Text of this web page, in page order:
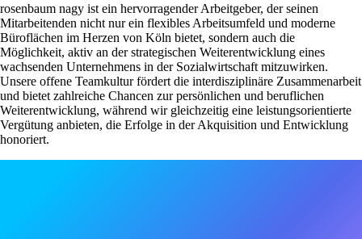
rosenbaum nagy ist ein hervorragender Arbeitgeber, der seinen
Mitarbeitenden nicht nur ein flexibles Arbeitsumfeld und moderne
Büroflächen im Herzen von Köln bietet, sondern auch die
Möglichkeit, aktiv an der strategischen Weiterentwicklung eines
wachsenden Unternehmens in der Sozialwirtschaft mitzuwirken.
Unsere offene Teamkultur fördert die interdisziplinäre Zusammenarbeit
und bietet zahlreiche Chancen zur persönlichen und beruflichen
Weiterentwicklung, während wir gleichzeitig eine leistungsorientierte
Vergütung anbieten, die Erfolge in der Akquisition und Entwicklung
honoriert.